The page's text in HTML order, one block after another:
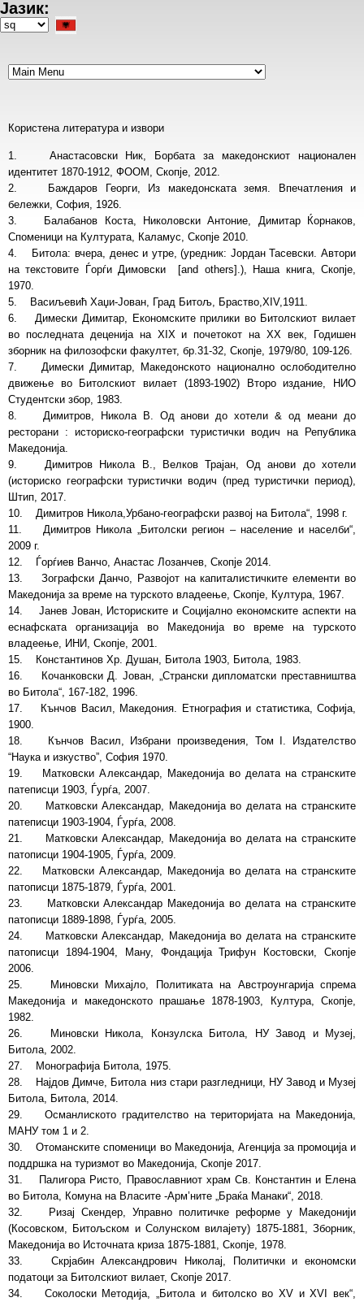
Skip
to
Јазик:
Select
Користена литература и извори
1. Анастасовски Ник, Борбата за македонскиот национален
идентитет 1870-1912, ФООМ, Скопје, 2012.
2. Баждаров Георги, Из македонската земя. Впечатления и
бележки, София, 1926.
3. Балабанов Коста, Николовски Антоние, Димитар Ќорнаков,
Споменици на Културата, Каламус, Скопје 2010.
4. Битола: вчера, денес и утре, (уредник: Јордан Тасевски. Автори
на текстовите Ѓорѓи Димовски [and others].), Наша книга, Скопје,
1970.
5. Васиљевић Хаџи-Јован, Град Битољ, Браство,XIV,1911.
6. Димески Димитар, Економските прилики во Битолскиот вилает
во последната деценија на XIX и почетокот на XX век, Годишен
зборник на филозофски факултет, бр.31-32, Скопје, 1979/80, 109-126.
7. Димески Димитар, Македонското национално ослободително
движење во Битолскиот вилает (1893-1902) Второ издание, НИО
Студентски збор, 1983.
8. Димитров, Никола В. Од анови до хотели & од меани до
ресторани : историско-географски туристички водич на Република
Македонија.
9. Димитров Никола В., Велков Трајан, Од анови до хотели
(историско географски туристички водич (пред туристички период),
Штип, 2017.
10. Димитров Никола,Урбано-географски развој на Битола“, 1998 г.
11. Димитров Никола „Битолски регион – население и населби“,
2009 г.
12. Ѓорѓиев Ванчо, Анастас Лозанчев, Скопје 2014.
13. Зографски Данчо, Развојот на капиталистичките елементи во
Македонија за време на турското владеење, Скопје, Култура, 1967.
14. Јанев Јован, Историските и Социјално економските аспекти на
еснафската организација во Македонија во време на турското
владеење, ИНИ, Скопје, 2001.
15. Константинов Хр. Душан, Битола 1903, Битола, 1983.
16. Кочанковски Д. Јован, „Странски дипломатски преставништва
во Битола“, 167-182, 1996.
17. Кънчов Васил, Македония. Етнография и статистика, Софија,
1900.
18. Кънчов Васил, Избрани произведения, Том I. Издателство
“Наука и изкуство”, София 1970.
19. Матковски Александар, Македонија во делата на странските
патеписци 1903, Ѓурѓа, 2007.
20. Матковски Александар, Македонија во делата на странските
патеписци 1903-1904, Ѓурѓа, 2008.
21. Матковски Александар, Македонија во делата на странските
патописци 1904-1905, Ѓурѓа, 2009.
22. Матковски Александар, Македонија во делата на странските
патописци 1875-1879, Ѓурѓа, 2001.
23. Матковски Александар Македонија во делата на странските
патописци 1889-1898, Ѓурѓа, 2005.
24. Матковски Александар, Македонија во делата на странските
патописци 1894-1904, Ману, Фондација Трифун Костовски, Скопје
2006.
25. Миновски Михајло, Политиката на Австроунгарија спрема
Македoнија и македонското прашање 1878-1903, Култура, Скопје,
1982.
26. Миновски Никола, Конзулска Битола, НУ Завод и Музеј,
Битола, 2002.
27. Монографија Битола, 1975.
28. Најдов Димче, Битола низ стари разгледници, НУ Завод и Музеј
Битола, Битола, 2014.
29. Османлиското градителство на територијата на Македонија,
МАНУ том 1 и 2.
30. Отоманските споменици во Македонија, Агенција за промоција и
поддршка на туризмот во Македонија, Скопје 2017.
31. Палигора Ристо, Православниот храм Св. Константин и Елена
во Битола, Комуна на Власите -Арм’ните „Браќа Манаки“, 2018.
32. Ризај Скендер, Управно политичке реформе у Македонији
(Косовском, Битољском и Солунском вилајету) 1875-1881, Зборник,
Македонија во Источната криза 1875-1881, Скопје, 1978.
33. Скрјабин Александрович Николај, Политички и економски
податоци за Битолскиот вилает, Скопје 2017.
34. Соколоски Методија, „Битола и битолско во XV и XVI век“,